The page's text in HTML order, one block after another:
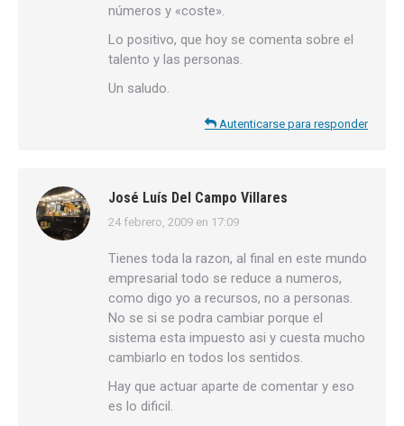
números y «coste».
Lo positivo, que hoy se comenta sobre el
talento y las personas.
Un saludo.
Autenticarse para responder
José Luís Del Campo Villares
dice:
24 febrero, 2009 en 17:09
Tienes toda la razon, al final en este mundo
empresarial todo se reduce a numeros,
como digo yo a recursos, no a personas.
No se si se podra cambiar porque el
sistema esta impuesto asi y cuesta mucho
cambiarlo en todos los sentidos.
Hay que actuar aparte de comentar y eso
es lo dificil.